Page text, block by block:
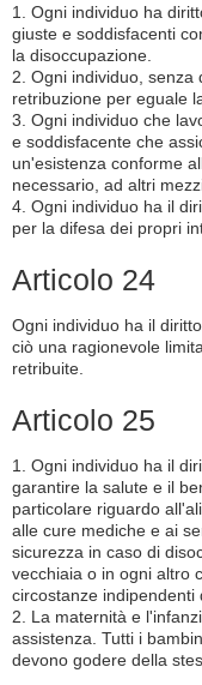
1. Ogni individuo ha
giuste e soddisfacenti
la disoccupazione.
2. Ogni individuo, senza
retribuzione per eguale
3. Ogni individuo che
e soddisfacente che
un'esistenza conforme
necessario, ad altri
4. Ogni individuo ha il
per la difesa dei propri
Articolo 24
Ogni individuo ha il
ciò una ragionevole
retribuite.
Articolo 25
1. Ogni individuo ha il
garantire la salute e il
particolare riguardo
alle cure mediche e ai
sicurezza in caso di
vecchiaia o in ogni altro
circostanze indipendenti
2. La maternità e
assistenza. Tutti i
devono godere della